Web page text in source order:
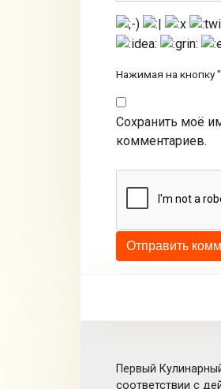
Нажимая на кнопку
Сохранить моё
комментариев.
Первый
соответствии с